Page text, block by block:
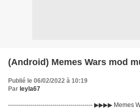
(Android) Memes Wars mod
Publié le 06/02/2022 à 10:19
Par leyla67
------------------------------------------ ▶▶▶▶ Memes